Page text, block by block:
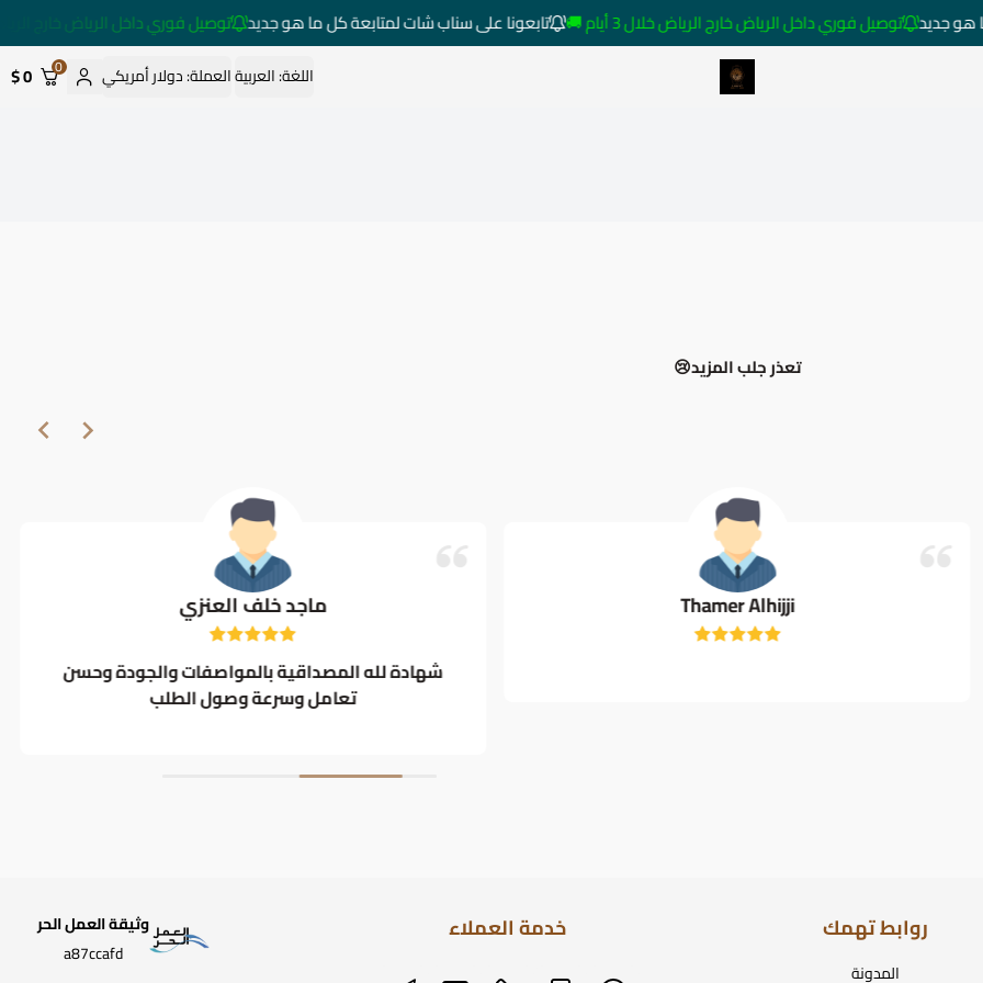
جديد توصيل فوري داخل الرياض خارج الرياض خلال 3 أيام 🚚 تابعونا على سناب شات لمتابعة كل ما هو جديد توصيل فوري داخل الرياض خارج الرياض خلال
متجر ساعات رومانس اللغة:العربيةالعملة:دولار أمريكي 0
0 $
تعذر جلب المزيد😢
Thamer Alhijji ماجد خلف العنزي
شهادة لله المصداقية بالمواصفات والجودة وحسن
تعامل وسرعة وصول الطلب
روابط تهمك
المدونة
خدمة العملاء
وثيقة العمل الحر
a87ccafd